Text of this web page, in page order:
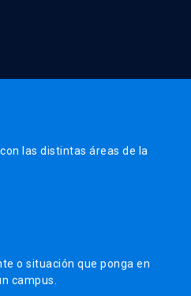
las distintas áreas de la
o situación que ponga en
campus.